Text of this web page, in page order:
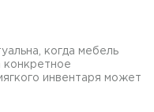
когда мебель
конкретное
инвентаря может